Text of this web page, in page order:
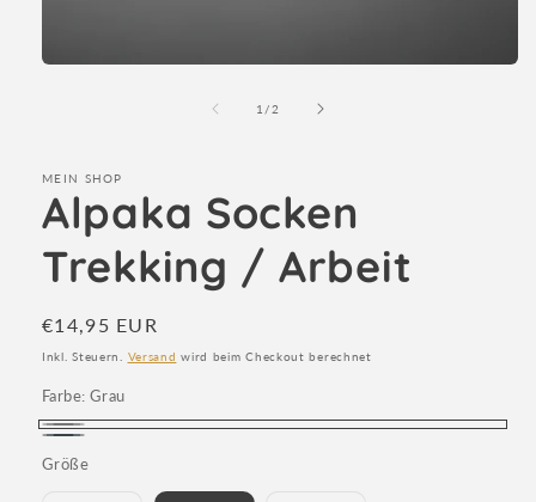
1 /von
2
MEIN SHOP
Alpaka Socken
Trekking / Arbeit
Normaler
Preis
€14,95 EUR
Inkl. Steuern. Versand wird beim Checkout berechnet
Farbe: Grau
Grau
Größe